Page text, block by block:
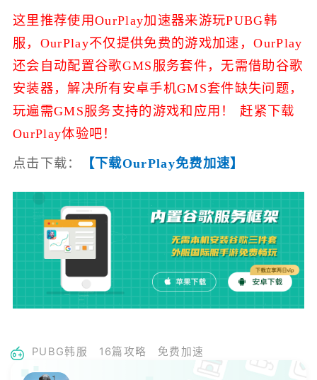
这里推荐使用OurPlay加速器来游玩PUBG韩
服， OurPlay不仅提供免费的游戏加速，OurPlay
还会自动配置谷歌GMS服务套件，无需借助谷歌
安装器，解决所有安卓手机GMS套件缺失问题，
玩遍需GMS服务支持的游戏和应用！ 赶紧下载
OurPlay体验吧！
点击下载： 【下载OurPlay免费加速】
PUBG韩服 16篇攻略 免费加速